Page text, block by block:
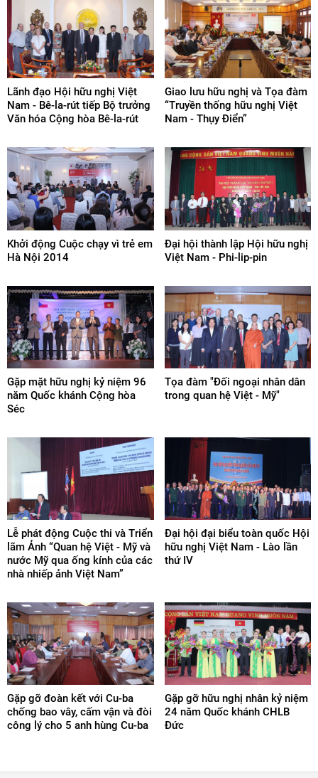
Lãnh đạo Hội hữu nghị Việt
Nam - Bê-la-rút tiếp Bộ trưởng
Văn hóa Cộng hòa Bê-la-rút
Giao lưu hữu nghị và Tọa đàm
“Truyền thống hữu nghị Việt
Nam - Thụy Điển”
Khởi động Cuộc chạy vì trẻ em
Hà Nội 2014
Đại hội thành lập Hội hữu nghị
Việt Nam - Phi-lip-pin
Gặp mặt hữu nghị kỷ niệm 96
năm Quốc khánh Cộng hòa
Séc
Tọa đàm "Đối ngoại nhân dân
trong quan hệ Việt - Mỹ"
Lễ phát động Cuộc thi và Triển
lãm Ảnh “Quan hệ Việt - Mỹ và
nước Mỹ qua ống kính của các
nhà nhiếp ảnh Việt Nam”
Đại hội đại biểu toàn quốc Hội
hữu nghị Việt Nam - Lào lần
thứ IV
Gặp gỡ đoàn kết với Cu-ba
chống bao vây, cấm vận và đòi
công lý cho 5 anh hùng Cu-ba
Gặp gỡ hữu nghị nhân kỷ niệm
24 năm Quốc khánh CHLB
Đức